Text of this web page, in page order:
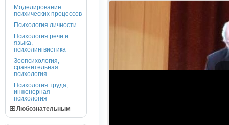
Моделирование
психических процессов
Психология личности
Психология речи и
языка,
психолингвистика
Зоопсихология,
сравнительная
психология
Психология труда,
инженерная
психология
Любознательным